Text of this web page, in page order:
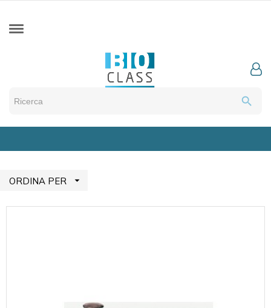
search
ORDINA PER 